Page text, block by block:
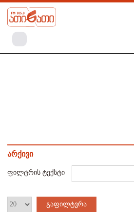
არქივი
ფილტრის ტექსტი
გაფილტვრა